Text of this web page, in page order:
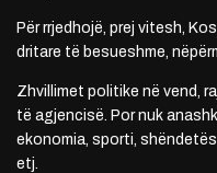
Për rrjedhojë, prej vitesh,
dritare të besueshme,
Zhvillimet politike në vend,
të agjencisë. Por nuk
ekonomia, sporti,
etj.